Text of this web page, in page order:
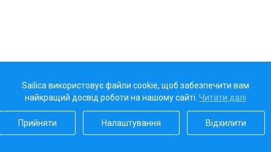
Sailica використовує файли cookie, щоб забезпечити вам
найкращий досвід роботи на нашому сайті. Читати далі
Прийняти Налаштування Відхилити